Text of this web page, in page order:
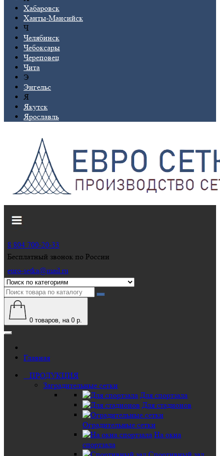
Хабаровск
Ханты-Мансийск
Ч
Челябинск
Чебоксары
Череповец
Чита
Э
Энгельс
Я
Якутск
Ярославль
8 804 700-20-33
Бесплатный звонок по России
euro-setka@mail.ru
0 товаров, на 0 р.
Главная
ПРОДУКЦИЯ
Заградительные сетки
Для спортзала
Для стадионов
Оградительные сетки
На окна
спортзала